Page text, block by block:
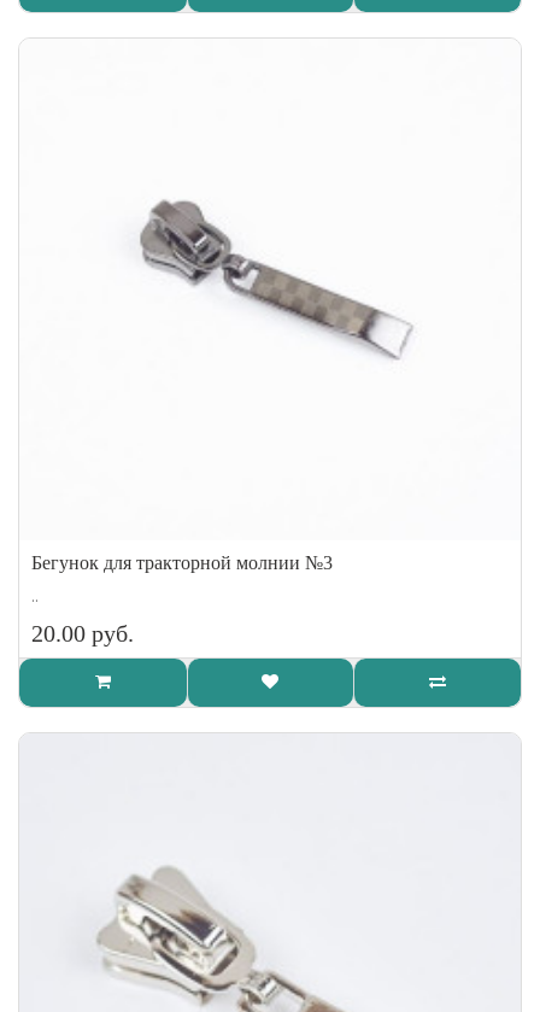
Бегунок для тракторной молнии №3
..
20.00 руб.